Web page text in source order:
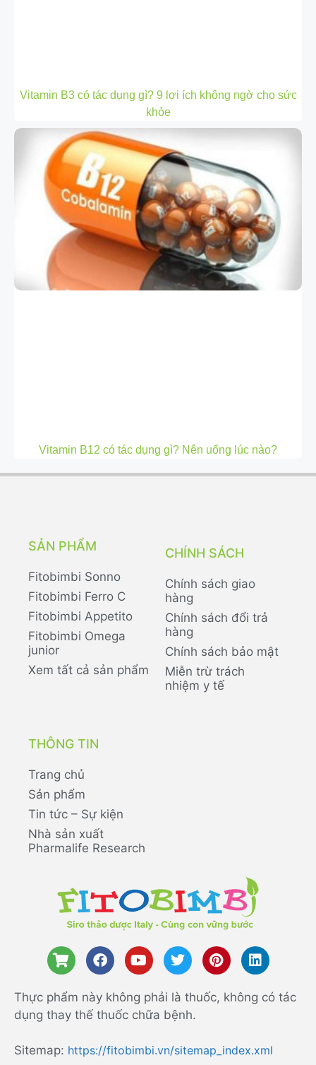
Vitamin B3 có tác dụng gì? 9 lợi ích không ngờ cho sức
khỏe
Vitamin B12 có tác dụng gì? Nên uống lúc nào?
SẢN PHẨM
Fitobimbi Sonno
Fitobimbi Ferro C
Fitobimbi Appetito
Fitobimbi Omega
junior
Xem tất cả sản phẩm
CHÍNH SÁCH
Chính sách giao
hàng
Chính sách đổi trả
hàng
Chính sách bảo mật
Miễn trừ trách
nhiệm y tế
THÔNG TIN
Trang chủ
Sản phẩm
Tin tức – Sự kiện
Nhà sản xuất
Pharmalife Research
Thực phẩm này không phải là thuốc, không có tác
dụng thay thế thuốc chữa bệnh.
Sitemap: https://fitobimbi.vn/sitemap_index.xml